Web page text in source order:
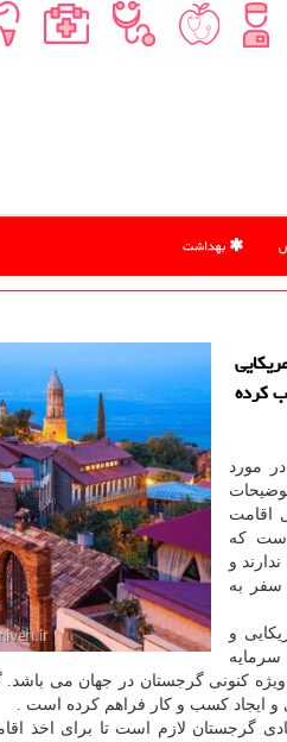
بهداشت
كرده
مورد
اقامت
است که
و
سفر به
و
سرمایه
ویژه کنونی گرجستان در جهان می
و ایجاد کسب و کار فراهم کرده است .
گرجستان لازم است تا برای اخذ